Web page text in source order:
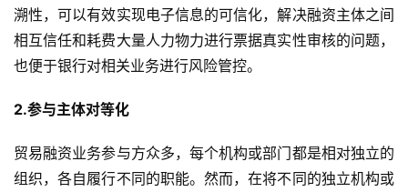
溯性，可以有效实现电子信息的可信化，解决融资主体之间
相互信任和耗费大量人力物力进行票据真实性审核的问题，
也便于银行对相关业务进行风险管控。
2.参与主体对等化
贸易融资业务参与方众多，每个机构或部门都是相对独立的
组织，各自履行不同的职能。然而，在将不同的独立机构或